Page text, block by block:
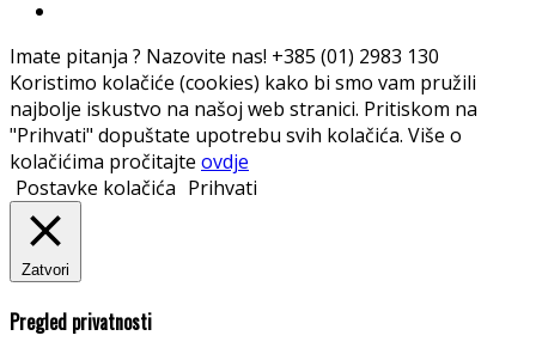
Imate pitanja ? Nazovite nas! +385 (01) 2983 130
Koristimo kolačiće (cookies) kako bi smo vam pružili
najbolje iskustvo na našoj web stranici. Pritiskom na
"Prihvati" dopuštate upotrebu svih kolačića. Više o
kolačićima pročitajte ovdje
Postavke kolačića Prihvati
Zatvori
Pregled privatnosti